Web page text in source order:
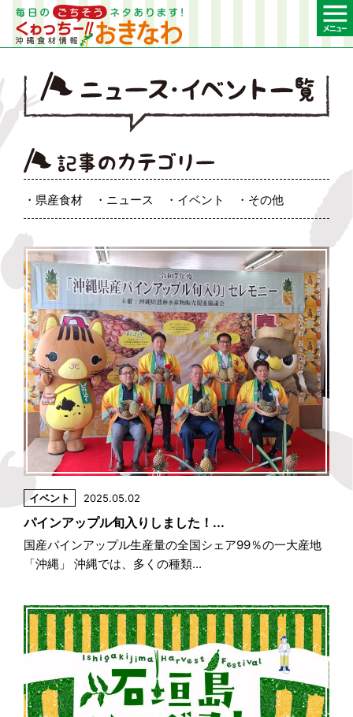
県産食材 ニュース イベント その他
イベント 2025.05.02
パインアップル旬入りしました！...
国産パインアップル生産量の全国シェア99％の一大産地
「沖縄」 沖縄では、多くの種類...